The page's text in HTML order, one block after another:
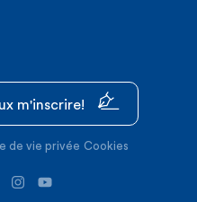
m'inscrire!
de vie privée Cookies